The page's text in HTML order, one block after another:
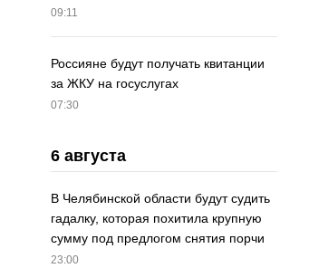
09:11
Россияне будут получать квитанции
за ЖКУ на госуслугах
07:30
6 августа
В Челябинской области будут судить
гадалку, которая похитила крупную
сумму под предлогом снятия порчи
23:00